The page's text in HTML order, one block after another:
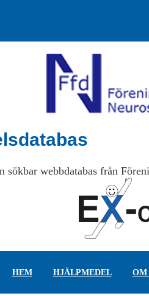
sökbar webbdatabas från
HEM HJÄLPMEDEL OM